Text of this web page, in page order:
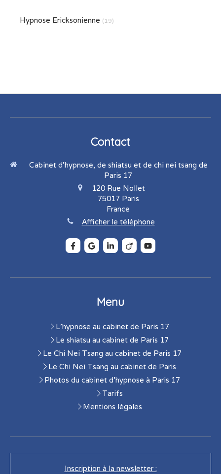
Hypnose Ericksonienne (19)
Contact
Cabinet d'hypnose, de shiatsu et de chi nei tsang de
Paris 17
120 Rue Nollet
75017 Paris
France
Afficher le téléphone
Menu
L'hypnose au cabinet de Paris 17
Le shiatsu au cabinet de Paris 17
Le Chi Nei Tsang au cabinet de Paris 17
Le Chi Nei Tsang au cabinet de Paris
Photos du cabinet d'hypnose à Paris 17
Tarifs
Mentions légales
Inscription à la newsletter :